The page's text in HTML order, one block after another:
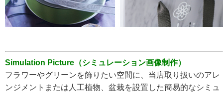
Simulation Picture（シミュレーション画像制作）
フラワーやグリーンを飾りたい空間に、当店取り扱いのアレ
ンジメントまたは人工植物、盆栽を設置した簡易的なシミュ